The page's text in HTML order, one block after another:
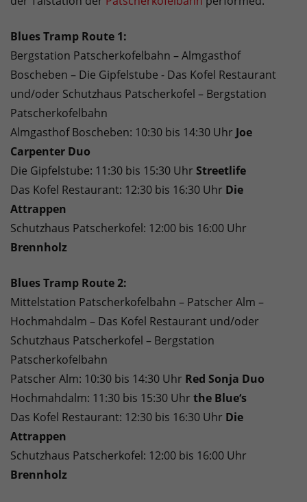
Blues Tramp Route 1:
Bergstation Patscherkofelbahn – Almgasthof
Boscheben – Die Gipfelstube - Das Kofel Restaurant
und/oder Schutzhaus Patscherkofel – Bergstation
Patscherkofelbahn
Almgasthof Boscheben: 10:30 bis 14:30 Uhr Joe
Carpenter Duo
Die Gipfelstube: 11:30 bis 15:30 Uhr Streetlife
Das Kofel Restaurant: 12:30 bis 16:30 Uhr Die
Attrappen
Schutzhaus Patscherkofel: 12:00 bis 16:00 Uhr
Brennholz
Blues Tramp Route 2:
Mittelstation Patscherkofelbahn – Patscher Alm –
Hochmahdalm – Das Kofel Restaurant und/oder
Schutzhaus Patscherkofel – Bergstation
Patscherkofelbahn
Patscher Alm: 10:30 bis 14:30 Uhr Red Sonja Duo
Hochmahdalm: 11:30 bis 15:30 Uhr the Blue‘s
Das Kofel Restaurant: 12:30 bis 16:30 Uhr Die
Attrappen
Schutzhaus Patscherkofel: 12:00 bis 16:00 Uhr
Brennholz